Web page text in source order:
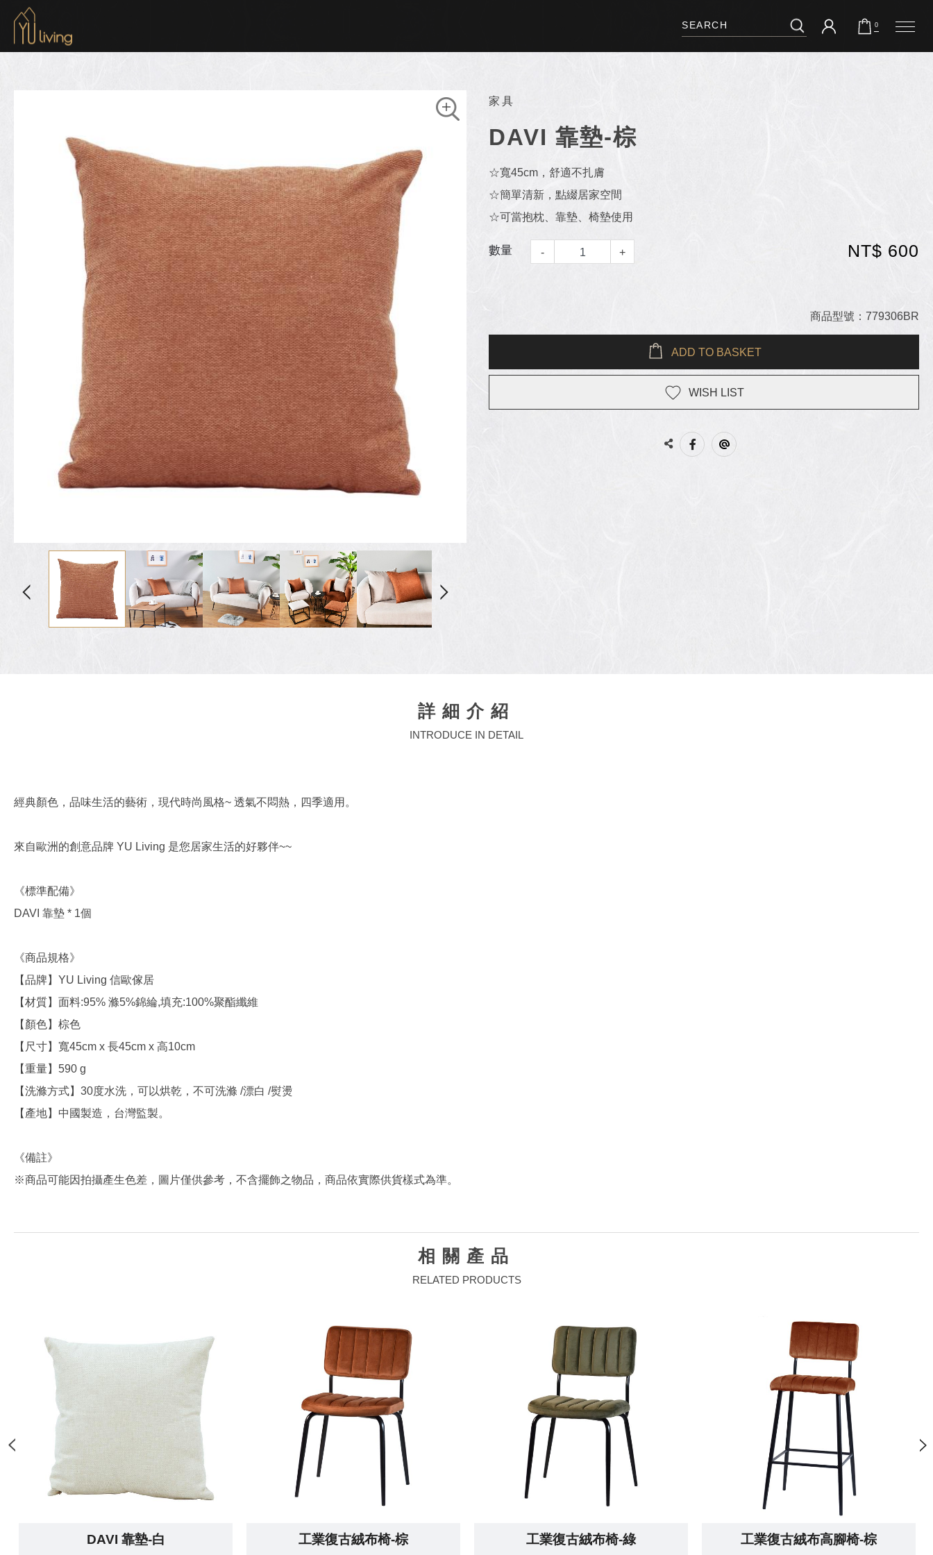
到主要內容
0
家具
DAVI 靠墊-棕
☆寬45cm，舒適不扎膚
☆簡單清新，點綴居家空間
☆可當抱枕、靠墊、椅墊使用
數量 - + NT$ 600
商品型號：779306BR
ADD TO BASKET
WISH LIST
詳細介紹
INTRODUCE IN DETAIL
經典顏色，品味生活的藝術，現代時尚風格~ 透氣不悶熱，四季適用。
來自歐洲的創意品牌 YU Living 是您居家生活的好夥伴~~
《標準配備》
DAVI 靠墊 * 1個
《商品規格》
【品牌】YU Living 信歐傢居
【材質】面料:95% 滌5%錦綸,填充:100%聚酯纖維
【顏色】棕色
【尺寸】寬45cm x 長45cm x 高10cm
【重量】590 g
【洗滌方式】30度水洗，可以烘乾，不可洗滌 /漂白 /熨燙
【產地】中國製造，台灣監製。
《備註》
※商品可能因拍攝產生色差，圖片僅供參考，不含擺飾之物品，商品依實際供貨樣式為準。
相關產品
RELATED PRODUCTS
DAVI 靠墊-白 工業復古絨布椅-棕 工業復古絨布椅-綠 工業復古絨布高腳椅-棕